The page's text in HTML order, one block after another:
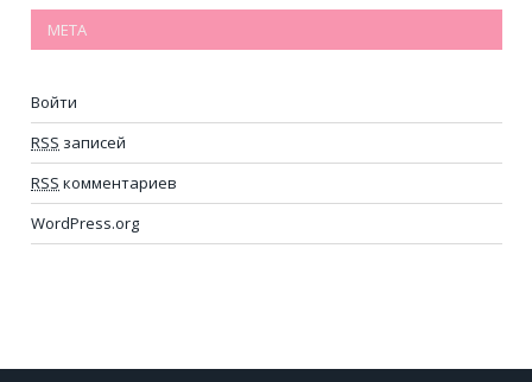
МЕТА
Войти
RSS записей
RSS комментариев
WordPress.org